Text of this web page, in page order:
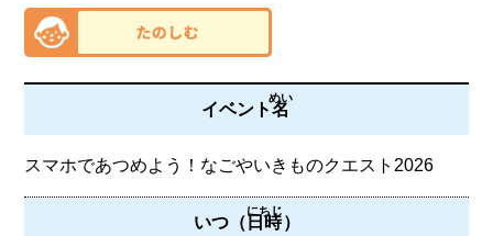
イベント名
めい
スマホであつめよう！なごやいきものクエスト2026
いつ（日時
にちじ
）